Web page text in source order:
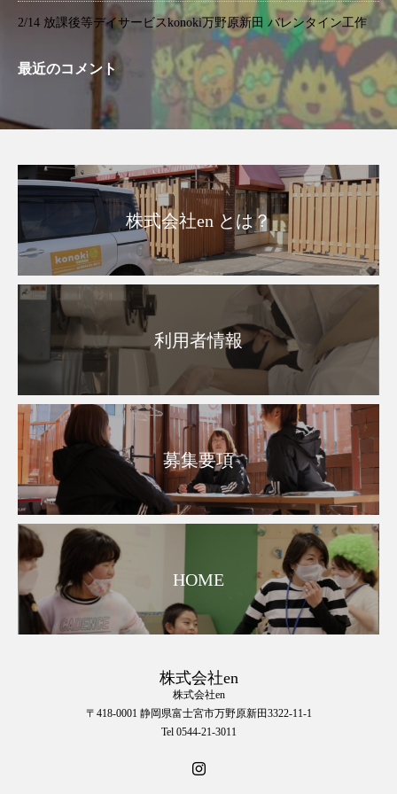
2/14 放課後等デイサービスkonoki万野原新田 バレンタイン工作
最近のコメント
株式会社en とは？
利用者情報
募集要項
HOME
株式会社en
株式会社en
〒418-0001 静岡県富士宮市万野原新田3322-11-1
Tel 0544-21-3011